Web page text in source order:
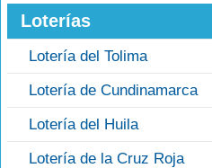
Loterías
Lotería del Tolima
Lotería de Cundinamarca
Lotería del Huila
Lotería de la Cruz Roja